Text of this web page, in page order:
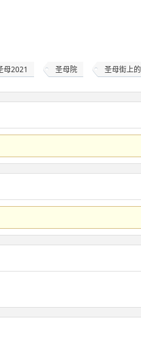
母2021 圣母院 圣母街上